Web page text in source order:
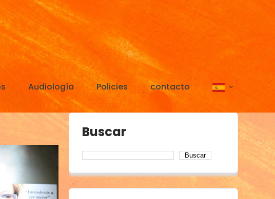
Audiología Policies contacto
Buscar
Buscar